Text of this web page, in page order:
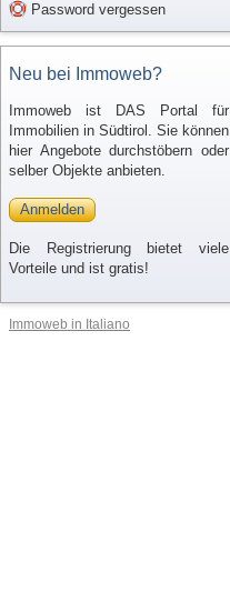
Password vergessen
Neu bei Immoweb?
Immoweb ist DAS Portal für
Immobilien in Südtirol. Sie können
hier Angebote durchstöbern oder
selber Objekte anbieten.
Anmelden
Die Registrierung bietet viele
Vorteile und ist gratis!
Immoweb in Italiano